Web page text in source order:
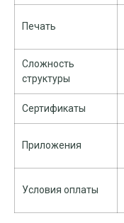
Печать
Сложность
структуры
Сертификаты
Приложения
Условия оплаты